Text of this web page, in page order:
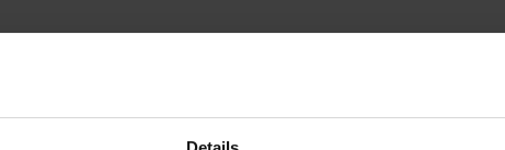
Oder lesen Sie unsere
Abonnieren
Bleibe auf dem